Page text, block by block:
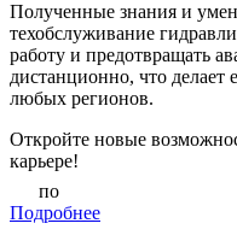
Полученные знания и
техобслуживание
работу и предотвращать
дистанционно, что делает
любых регионов.
Откройте новые
карьере!
по
Подробнее